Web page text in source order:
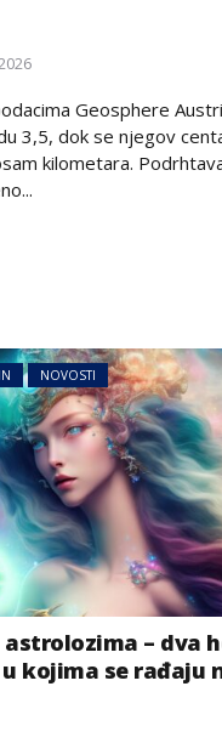
Geosphere
3,5, dok se njegov
kilometara.
NOVOSTI
astrolozima – dva
kojima se rađaju